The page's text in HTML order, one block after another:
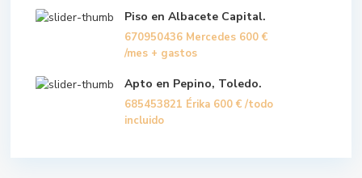
Piso en Albacete Capital.
670950436 Mercedes 600 €
/mes + gastos
Apto en Pepino, Toledo.
685453821 Érika 600 € /todo
incluido